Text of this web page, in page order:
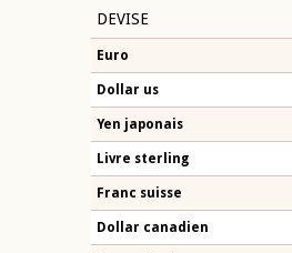
DEVISE
Euro
Dollar us
Yen japonais
Livre sterling
Franc suisse
Dollar canadien